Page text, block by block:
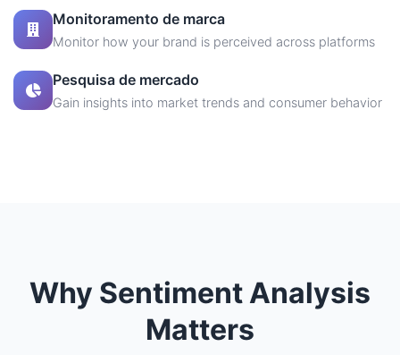
Monitoramento de marca
Monitor how your brand is perceived across platforms
Pesquisa de mercado
Gain insights into market trends and consumer behavior
Why Sentiment Analysis
Matters